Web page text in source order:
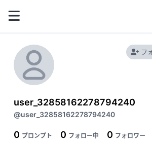
user_32858162278794240
@user_32858162278794240
0 プロンプト 0 フォロー中 0 フォロワー
フ